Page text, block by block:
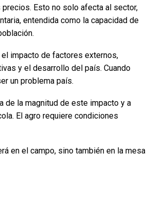
Esto no solo afecta al sector,
entendida como la capacidad de
impacto de factores externos,
y el desarrollo del país. Cuando
un problema país.
de la magnitud de este impacto y a
El agro requiere condiciones
en el campo, sino también en la mesa